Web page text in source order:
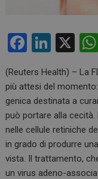
F
ce
b
o
o
k
Li
ke
dI
n
X
(Reuters Health) – La
più attesi del
genica destinata a
può portare alla cecità.
nelle cellule retiniche
in grado di produrre
vista. Il trattamento,
un virus adeno-